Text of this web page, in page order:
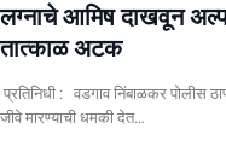
लग्नाचे आमिष दाखवून
तात्काळ अटक
प्रतिनिधी : वडगाव निंबाळकर पोलीस
जीवे मारण्याची धमकी देत…